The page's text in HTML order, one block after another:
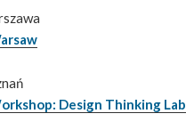
Design Thinking Lab